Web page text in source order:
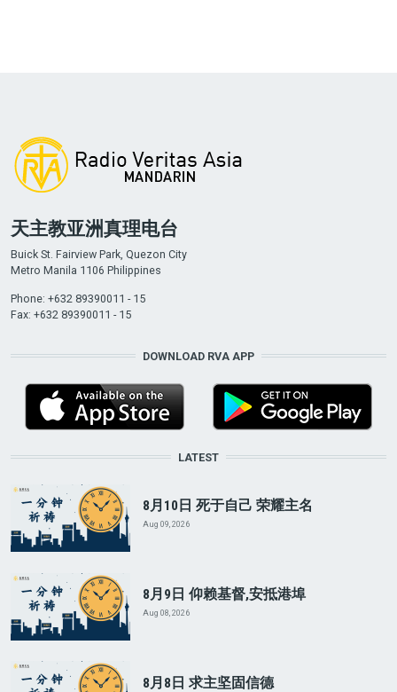
天主教亚洲真理电台
Buick St. Fairview Park, Quezon City
Metro Manila 1106 Philippines
Phone: +632 89390011 - 15
Fax: +632 89390011 - 15
DOWNLOAD RVA APP
LATEST
8月10日 死于自己 荣耀主名
Aug 09, 2026
8月9日 仰赖基督,安抵港埠
Aug 08, 2026
8月8日 求主坚固信德